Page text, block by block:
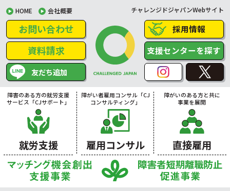
HOME 会社概要 チャレンジドジャパンWebサイト
お問い合わせ
資料請求
友だち追加
採用情報
支援センターを探す
障害のある方の就労支援
サービス「CJサポート」
就労支援
障がい者雇用コンサル「CJ
コンサルティング」
雇用コンサル
障がいのある方と共に
事業を展開
直接雇用